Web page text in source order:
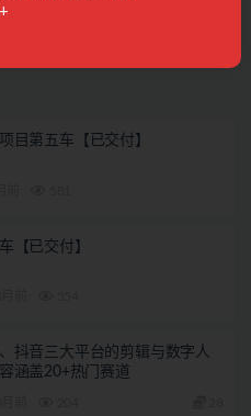
Explainer）日赚500美
目第五车【已交付】
【已交付】
抖音三大平台的剪辑与数字人
涵盖20+热门赛道